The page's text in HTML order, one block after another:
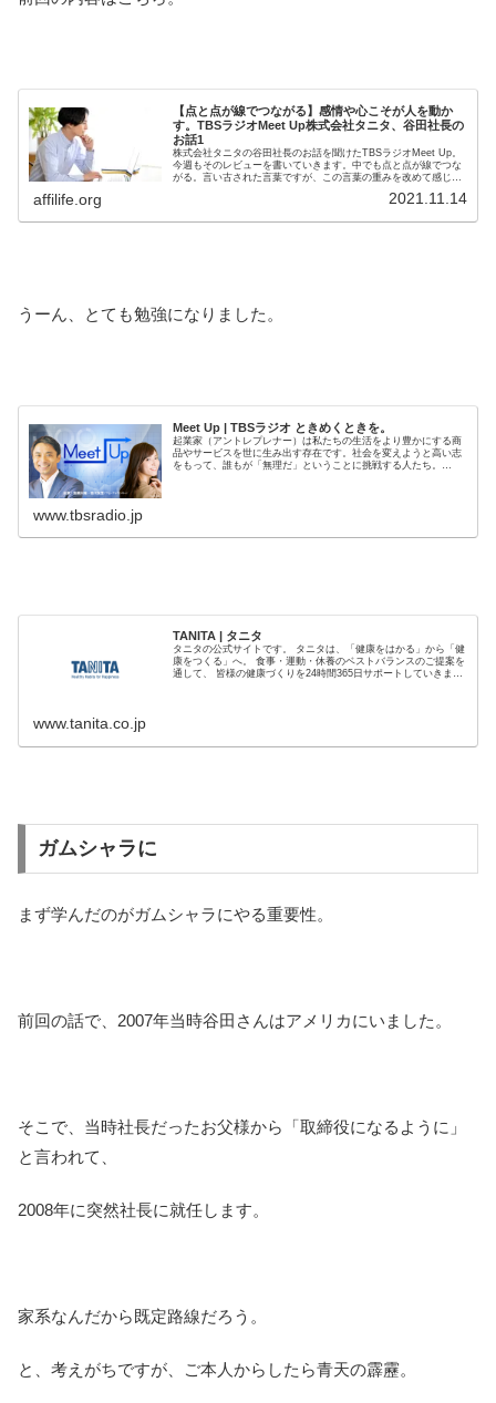
【点と点が線でつながる】感情や心こそが人を動か
す。TBSラジオMeet Up株式会社タニタ、谷田社長の
お話1
株式会社タニタの谷田社長のお話を聞けたTBSラジオMeet Up。
今週もそのレビューを書いていきます。中でも点と点が線でつな
がる。言い古された言葉ですが、この言葉の重みを改めて感じさ
affilife.org 2021.11.14
うーん、とても勉強になりました。
Meet Up | TBSラジオ ときめくときを。
起業家（アントレプレナー）は私たちの生活をより豊かにする商
品やサービスを世に生み出す存在です。社会を変えようと高い志
をもって、誰もが「無理だ」ということに挑戦する人たち。
www.tbsradio.jp
TANITA | タニタ
タニタの公式サイトです。 タニタは、「健康をはかる」から「健
康をつくる」へ。 食事・運動・休養のベストバランスのご提案を
通して、 皆様の健康づくりを24時間365日サポートしていきま
www.tanita.co.jp
ガムシャラに
まず学んだのがガムシャラにやる重要性。
前回の話で、2007年当時谷田さんはアメリカにいました。
そこで、当時社長だったお父様から「取締役になるように」
と言われて、
2008年に突然社長に就任します。
家系なんだから既定路線だろう。
と、考えがちですが、ご本人からしたら青天の霹靂。